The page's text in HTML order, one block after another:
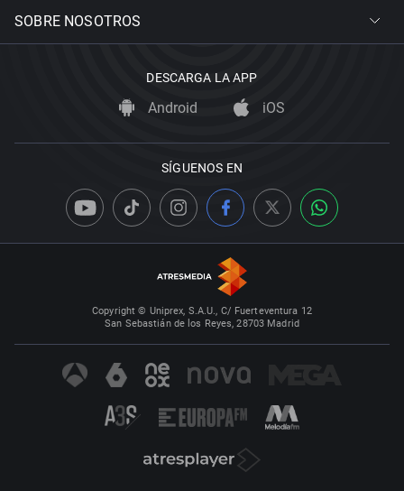
SOBRE NOSOTROS
DESCARGA LA APP
Android iOS
SÍGUENOS EN
Copyright © Uniprex, S.A.U., C/ Fuerteventura 12
San Sebastián de los Reyes, 28703 Madrid